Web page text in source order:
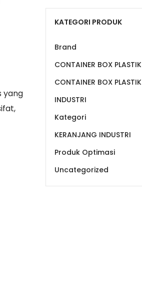
yang
KATEGORI PRODUK
Brand
CONTAINER BOX PLASTIK
CONTAINER BOX PLASTIK
INDUSTRI
Kategori
KERANJANG INDUSTRI
Produk Optimasi
Uncategorized